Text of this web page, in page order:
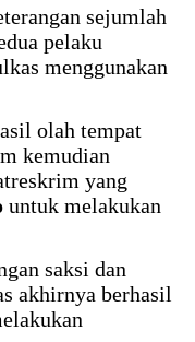
sejumlah
pelaku
menggunakan
olah tempat
kemudian
yang
untuk melakukan
saksi dan
akhirnya berhasil